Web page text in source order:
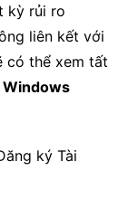
kỳ rủi ro
liên kết với
có thể xem tất
Windows
ký Tài